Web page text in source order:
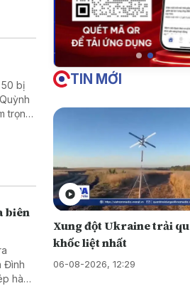
bị
trọng,
biên
Đình
hàng
TIN MỚI
Xung đột Ukraine trải
khốc liệt nhất
06-08-2026, 12:29